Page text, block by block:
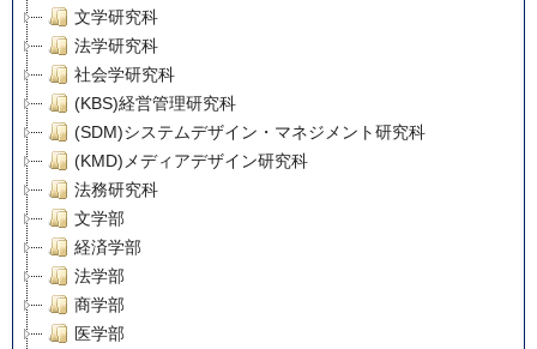
文学研究科
法学研究科
社会学研究科
(KBS)経営管理研究科
(SDM)システムデザイン・マネジメント研究科
(KMD)メディアデザイン研究科
法務研究科
文学部
経済学部
法学部
商学部
医学部